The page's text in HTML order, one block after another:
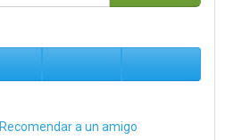
Recomendar a un amigo